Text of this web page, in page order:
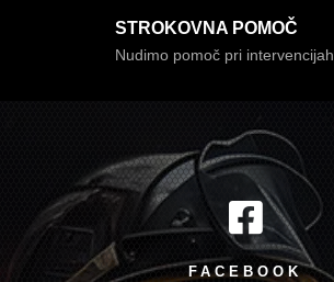
STROKOVNA POMOČ
Nudimo pomoč pri intervencijah.

FACEBOOK